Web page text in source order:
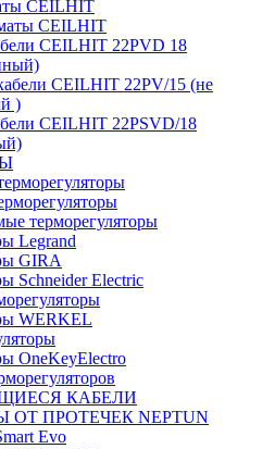
CEILHIT
CEILHIT
CEILHIT 22PVD 18
CEILHIT 22PV/15 (не
)
CEILHIT 22PSVD/18
терморегуляторы
Legrand
GIRA
Schneider Electric
WERKEL
OneKeyElectro
КАБЕЛИ
ПРОТЕЧЕК NEPTUN
Evo